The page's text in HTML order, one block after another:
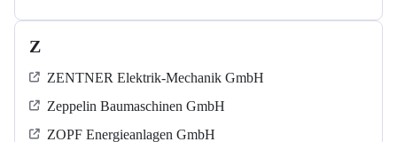
Z
ZENTNER Elektrik-Mechanik GmbH
Zeppelin Baumaschinen GmbH
ZOPF Energieanlagen GmbH